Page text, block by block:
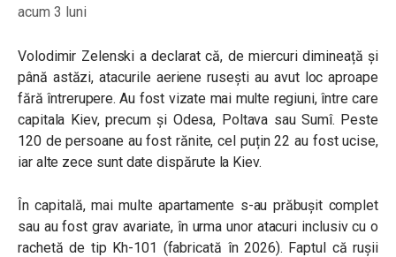
acum 3 luni
Volodimir Zelenski a declarat că, de miercuri dimineață și
până astăzi, atacurile aeriene rusești au avut loc aproape
fără întrerupere. Au fost vizate mai multe regiuni, între care
capitala Kiev, precum și Odesa, Poltava sau Sumî. Peste
120 de persoane au fost rănite, cel puțin 22 au fost ucise,
iar alte zece sunt date dispărute la Kiev.
În capitală, mai multe apartamente s-au prăbușit complet
sau au fost grav avariate, în urma unor atacuri inclusiv cu o
rachetă de tip Kh-101 (fabricată în 2026). Faptul că rușii